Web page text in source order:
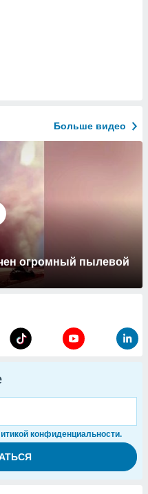
Больше видео
огромный пылевой
конфиденциальности.